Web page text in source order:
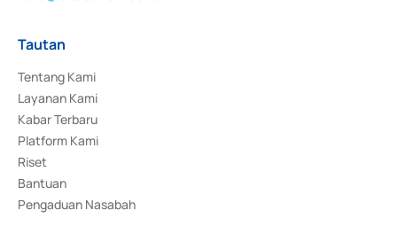
Tautan
Tentang Kami
Layanan Kami
Kabar Terbaru
Platform Kami
Riset
Bantuan
Pengaduan Nasabah